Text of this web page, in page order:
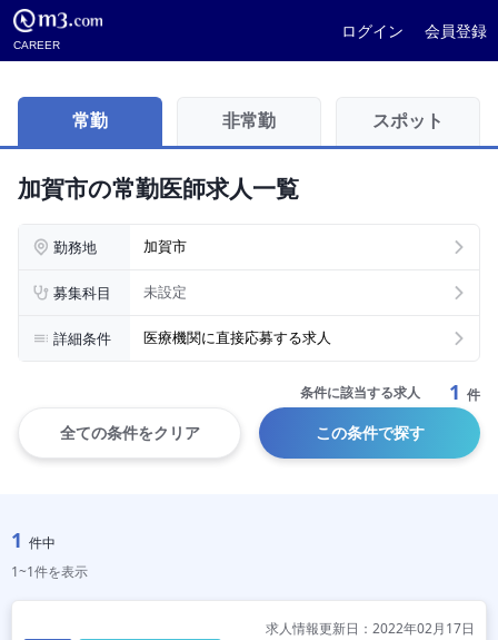
CAREER
ログイン 会員登録
常勤 非常勤 スポット
加賀市の常勤医師求人一覧
勤務地 加賀市
募集科目 未設定
詳細条件 医療機関に直接応募する求人
条件に該当する求人 1 件
全ての条件をクリア この条件で探す
1 件中
1~1件を表示
求人情報更新日：2022年02月17日